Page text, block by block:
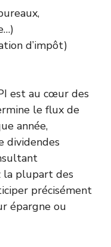
d’impôt)
est au cœur des
le flux de
année,
dividendes
la plupart des
précisément
épargne ou